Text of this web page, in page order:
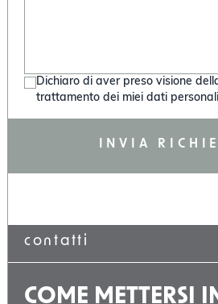
Dichiaro di aver preso visione
trattamento dei miei dati personali
INVIA
contatti
COME METTERSI